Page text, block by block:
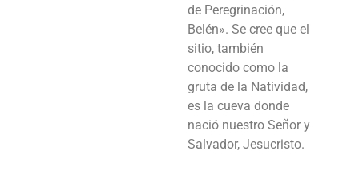
de Peregrinación,
Belén». Se cree que el
sitio, también
conocido como la
gruta de la Natividad,
es la cueva donde
nació nuestro Señor y
Salvador, Jesucristo.